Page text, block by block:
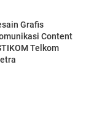
Grafis
Content
Telkom